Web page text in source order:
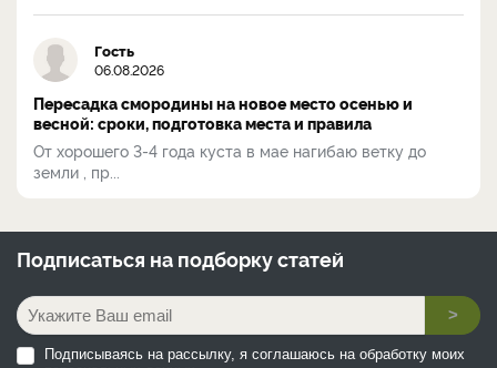
Гость
06.08.2026
Пересадка смородины на новое место осенью и
весной: сроки, подготовка места и правила
От хорошего 3-4 года куста в мае нагибаю ветку до
земли , пр...
Подписаться на подборку статей
>
Подписываясь на рассылку, я соглашаюсь на обработку моих